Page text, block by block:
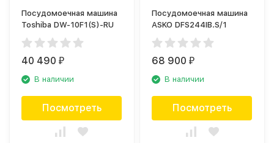
Посудомоечная машина
Toshiba DW-10F1(S)-RU
40 490₽
В наличии
Посмотреть
Посудомоечная машина
ASKO DFS244IB.S/1
68 900₽
В наличии
Посмотреть